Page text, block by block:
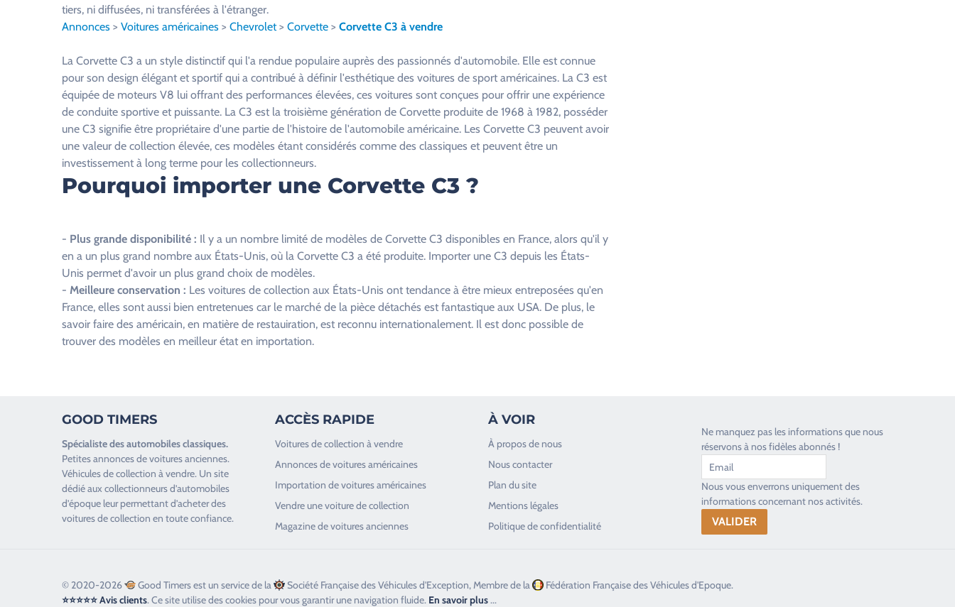
l
e
l
a
r
c
h
a
m
p
v
i
tiers, ni diffusées, ni transférées à l'étranger.
Annonces > Voitures américaines > Chevrolet> Corvette > Corvette C3 à vendre
La Corvette C3 a un style distinctif qui l'a rendue populaire auprès des passionnés d'automobile. Elle est connue
pour son design élégant et sportif qui a contribué à définir l'esthétique des voitures de sport américaines. La C3 est
équipée de moteurs V8 lui offrant des performances élevées, ces voitures sont conçues pour offrir une expérience
de conduite sportive et puissante. La C3 est la troisième génération de Corvette produite de 1968 à 1982, posséder
une C3 signifie être propriétaire d'une partie de l'histoire de l'automobile américaine. Les Corvette C3 peuvent avoir
une valeur de collection élevée, ces modèles étant considérés comme des classiques et peuvent être un
investissement à long terme pour les collectionneurs.
Pourquoi importer une Corvette C3 ?
- Plus grande disponibilité : Il y a un nombre limité de modèles de Corvette C3 disponibles en France, alors qu'il y
en a un plus grand nombre aux États-Unis, où la Corvette C3 a été produite. Importer une C3 depuis les États-
Unis permet d'avoir un plus grand choix de modèles.
- Meilleure conservation : Les voitures de collection aux États-Unis ont tendance à être mieux entreposées qu'en
France, elles sont aussi bien entretenues car le marché de la pièce détachés est fantastique aux USA. De plus, le
savoir faire des américain, en matière de restauiration, est reconnu internationalement. Il est donc possible de
trouver des modèles en meilleur état en importation.
GOOD TIMERS
Spécialiste desautomobiles classiques.
Petites annonces devoitures anciennes.
Véhicules de collection à vendre. Un site
dédié aux collectionneurs d’automobiles
d’époque leur permettant d’acheter des
voitures de collection en toute confiance.
ACCÈS RAPIDE
Voitures de collection à vendre
Annonces de voitures américaines
Importation de voitures américaines
Vendre une voiture de collection
Magazine de voitures anciennes
À VOIR
À propos de nous
Nous contacter
Plan du site
Mentions légales
Politique de confidentialité
Ne manquez pas les informations que nous
réservons à nos fidèles abonnés !
Nous vous enverrons uniquement des
informations concernant nos activités.
© 2020-2026 Good Timers est un service de la Société Française des Véhicules d'Exception, Membre de la
Fédération Française des Véhicules d'Epoque.
⭐⭐⭐⭐⭐ Avis clients. Ce site utilise des cookies pour vous garantir une navigation fluide. En savoir plus...